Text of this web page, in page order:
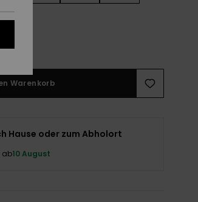
Warenkorb
Hause oder zum Abholort
ab10 August